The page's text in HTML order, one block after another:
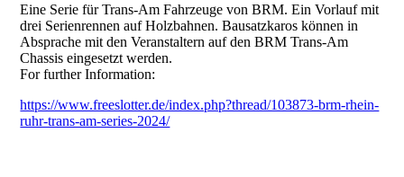
Eine Serie für Trans-Am Fahrzeuge von BRM. Ein Vorlauf mit
drei Serienrennen auf Holzbahnen. Bausatzkaros können in
Absprache mit den Veranstaltern auf den BRM Trans-Am
Chassis eingesetzt werden.
For further Information:
https://www.freeslotter.de/index.php?thread/103873-brm-rhein-
ruhr-trans-am-series-2024/